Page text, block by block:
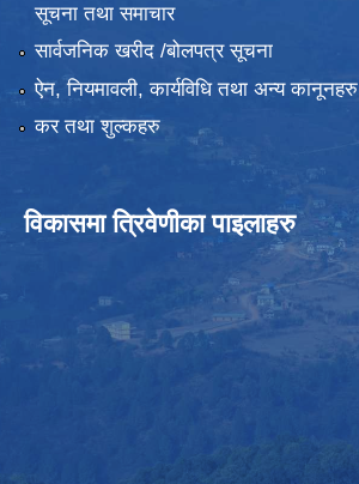
सूचना तथा समाचार
सार्वजनिक खरीद /बोलपत्र सूचना
ऐन, नियमावली, कार्यविधि तथा अन्य कानूनहरु
कर तथा शुल्कहरु
विकासमा त्रिवेणीका पाइलाहरु